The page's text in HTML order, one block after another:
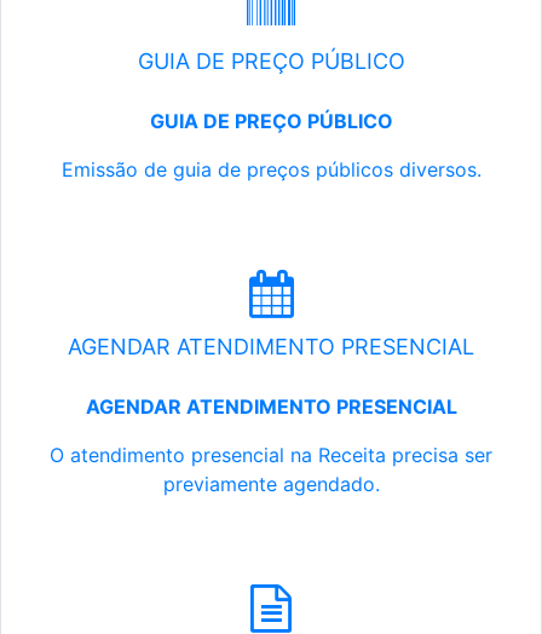
GUIA DE PREÇO PÚBLICO
GUIA DE PREÇO PÚBLICO
Emissão de guia de preços públicos diversos.
AGENDAR ATENDIMENTO PRESENCIAL
AGENDAR ATENDIMENTO PRESENCIAL
O atendimento presencial na Receita precisa ser
previamente agendado.